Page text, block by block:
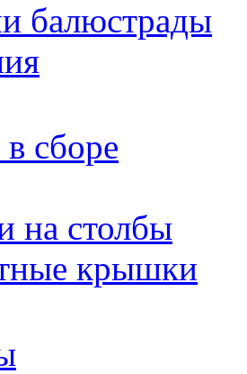
балюстрады
сборе
на столбы
крышки